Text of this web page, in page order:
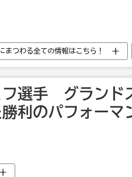
まつわる全ての情報はこちら！
ワに関する 記事・インタビュー
フ選手 グランド
利のパフォーマ